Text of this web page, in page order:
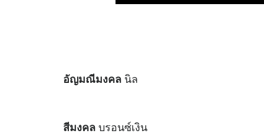
อัญมณีมงคล นิล
สีมงคลบรอนซ์เงิน